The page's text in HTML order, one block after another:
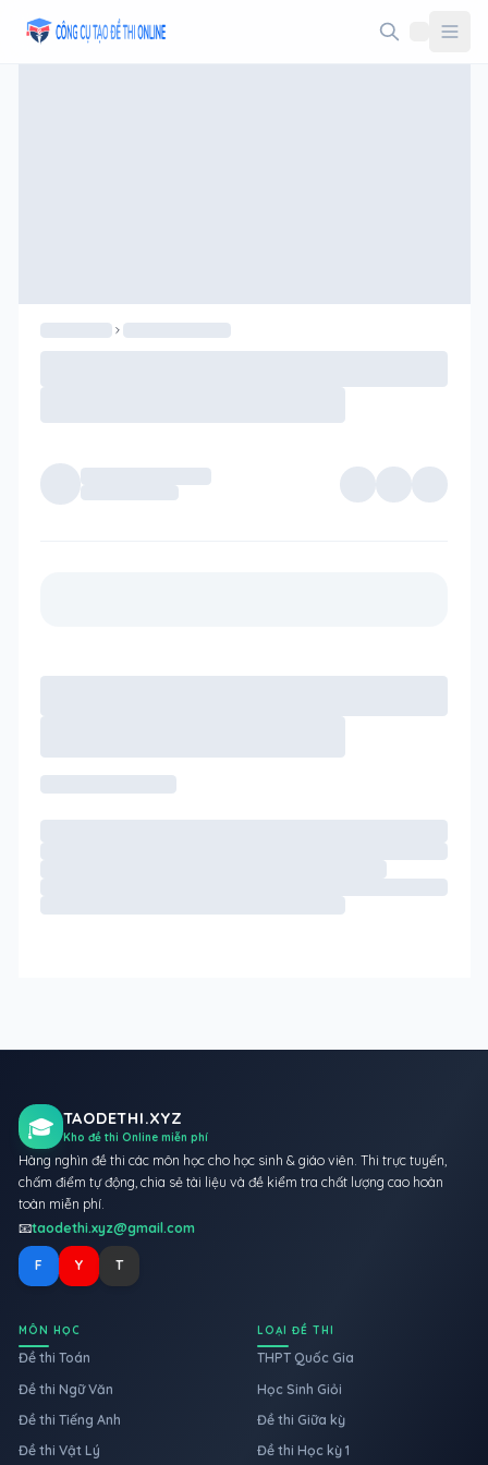
🎓 TAODETHI.XYZ
Kho đề thi Online miễn phí
Hàng nghìn đề thi các môn học cho học sinh & giáo viên. Thi trực tuyến,
chấm điểm tự động, chia sẻ tài liệu và đề kiểm tra chất lượng cao hoàn
toàn miễn phí.
📧taodethi.xyz@gmail.com
F Y T
MÔN HỌC
Đề thi Toán
Đề thi Ngữ Văn
Đề thi Tiếng Anh
Đề thi Vật Lý
LOẠI ĐỀ THI
THPT Quốc Gia
Học Sinh Giỏi
Đề thi Giữa kỳ
Đề thi Học kỳ 1